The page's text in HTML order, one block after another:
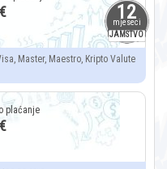
12
mjeseci
JAMSTVO
Master, Maestro, Kripto Valute